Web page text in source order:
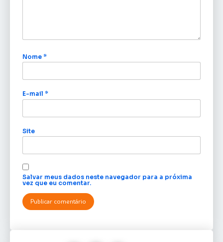
Nome *
E-mail *
Site
Salvar meus dados neste navegador para a próxima
vez que eu comentar.